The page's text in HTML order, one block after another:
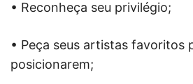
• Reconheça seu privilégio;
• Peça seus artistas favoritos
posicionarem;